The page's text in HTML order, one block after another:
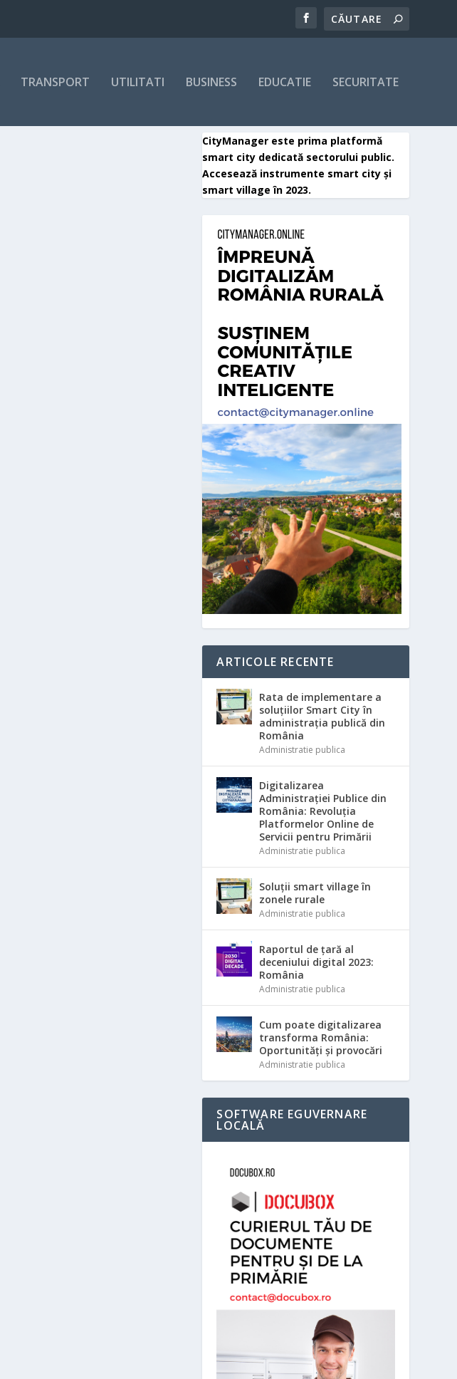
TRANSPORT UTILITATI BUSINESS EDUCATIE SECURITATE
CityManager este prima platformă
smart city dedicată sectorului public.
Accesează instrumente smart city și
smart village în 2023.
ARTICOLE RECENTE
Rata de implementare a
soluțiilor Smart City în
administrația publică din
România
Administratie publica
Digitalizarea
Administrației Publice din
România: Revoluția
Platformelor Online de
Servicii pentru Primării
Administratie publica
Soluții smart village în
zonele rurale
Administratie publica
Raportul de țară al
deceniului digital 2023:
România
Administratie publica
Cum poate digitalizarea
transforma România:
Oportunități și provocări
Administratie publica
SOFTWARE EGUVERNARE
LOCALĂ